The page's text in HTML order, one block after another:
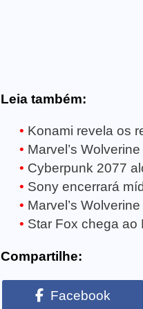
Leia também:
Konami revela os
Marvel’s
Cyberpunk 2077
Sony encerrará
Marvel’s
Star Fox chega ao
Compartilhe:
Facebook